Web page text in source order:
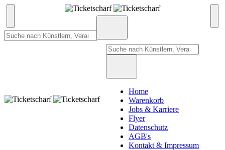
Home
Warenkorb
Jobs & Karriere
Flyer
Datenschutz
AGB's
Kontakt & Impressum